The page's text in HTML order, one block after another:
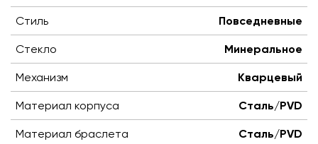
Стиль Повседневные
Стекло Минеральное
Механизм Кварцевый
Материал корпуса Сталь/PVD
Материал браслета Сталь/PVD